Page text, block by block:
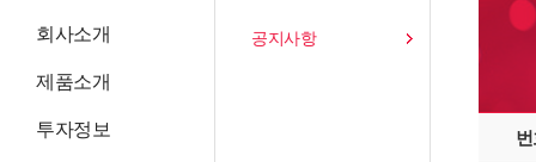
회사소개
제품소개
투자정보
공지사항